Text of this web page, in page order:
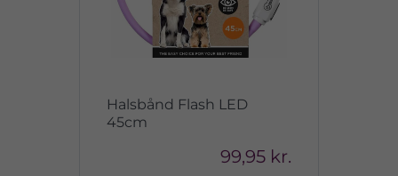
Halsbånd Flash LED
45cm
99,95 kr.